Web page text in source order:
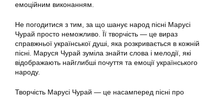
емоційним виконанням.
Не погодитися з тим, за що шанує народ пісні Марусі
Чурай просто неможливо. Її творчість — це вираз
справжньої української душі, яка розкривається в кожній
пісні. Маруся Чурай зуміла знайти слова і мелодії, які
відображають найглибші почуття та емоції українського
народу.
Творчість Марусі Чурай — це насамперед пісні про